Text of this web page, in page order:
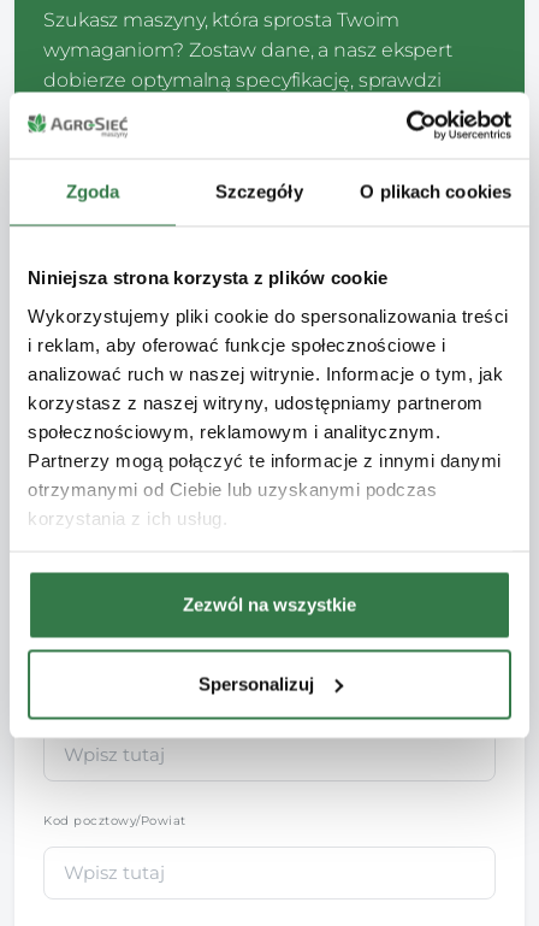
Zgoda Szczegóły O plikach cookies
Niniejsza strona korzysta z plików cookie
Wykorzystujemy pliki cookie do spersonalizowania treści
i reklam, aby oferować funkcje społecznościowe i
analizować ruch w naszej witrynie. Informacje o tym, jak
korzystasz z naszej witryny, udostępniamy partnerom
społecznościowym, reklamowym i analitycznym.
Partnerzy mogą połączyć te informacje z innymi danymi
otrzymanymi od Ciebie lub uzyskanymi podczas
korzystania z ich usług.
Zezwól na wszystkie
Spersonalizuj
Szukasz maszyny, która sprosta Twoim
wymaganiom? Zostaw dane, a nasz ekspert
dobierze optymalną specyfikację, sprawdzi
dostępność i przedstawi Ci najkorzystniejszą
ofertę.
CZAS ODPOWIEDZI
do 4 godzin
Dane kontaktowe
Uzupełnij poniższe pola, abyśmy mogli się
skontaktować.
Imię*
Kod pocztowy/Powiat